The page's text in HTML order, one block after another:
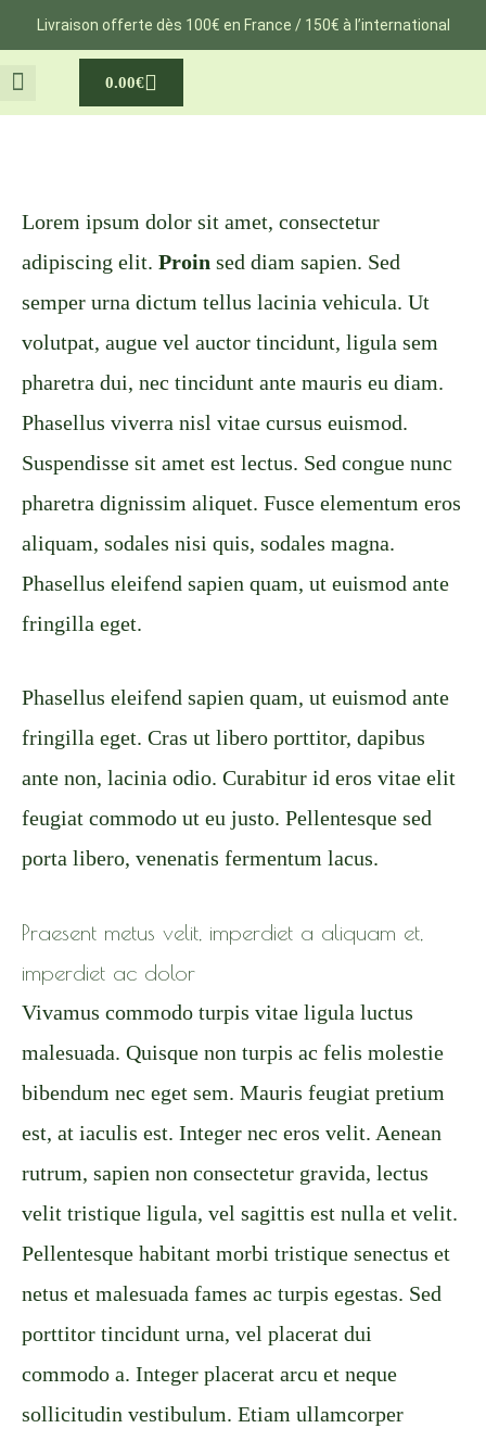
Aller Livraison offerte dès 100€ en France / 150€ à l’international
0.00€Cart
Lorem ipsum dolor sit amet, consectetur
adipiscing elit. Proin sed diam sapien. Sed
semper urna dictum tellus lacinia vehicula. Ut
volutpat, augue vel auctor tincidunt, ligula sem
pharetra dui, nec tincidunt ante mauris eu diam.
Phasellus viverra nisl vitae cursus euismod.
Suspendisse sit amet est lectus. Sed congue nunc
pharetra dignissim aliquet. Fusce elementum eros
aliquam, sodales nisi quis, sodales magna.
Phasellus eleifend sapien quam, ut euismod ante
fringilla eget.
Phasellus eleifend sapien quam, ut euismod ante
fringilla eget. Cras ut libero porttitor, dapibus
ante non, lacinia odio. Curabitur id eros vitae elit
feugiat commodo ut eu justo. Pellentesque sed
porta libero, venenatis fermentum lacus.
Praesent metus velit, imperdiet a aliquam et,
imperdiet ac dolor
Vivamus commodo turpis vitae ligula luctus
malesuada. Quisque non turpis ac felis molestie
bibendum nec eget sem. Mauris feugiat pretium
est, at iaculis est. Integer nec eros velit. Aenean
rutrum, sapien non consectetur gravida, lectus
velit tristique ligula, vel sagittis est nulla et velit.
Pellentesque habitant morbi tristique senectus et
netus et malesuada fames ac turpis egestas. Sed
porttitor tincidunt urna, vel placerat dui
commodo a. Integer placerat arcu et neque
sollicitudin vestibulum. Etiam ullamcorper